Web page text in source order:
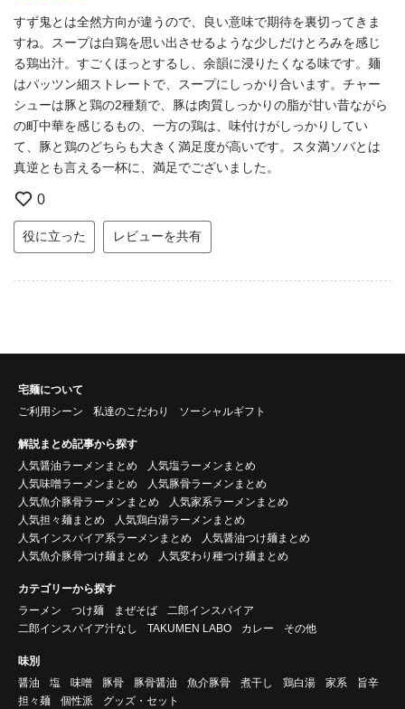
すず鬼とは全然方向が違うので、良い意味で期待を裏切ってきま
すね。スープは白鶏を思い出させるような少しだけとろみを感じ
る鶏出汁。すごくほっとするし、余韻に浸りたくなる味です。麺
はパッツン細ストレートで、スープにしっかり合います。チャー
シューは豚と鶏の2種類で、豚は肉質しっかりの脂が甘い昔ながら
の町中華を感じるもの、一方の鶏は、味付けがしっかりしてい
て、豚と鶏のどちらも大きく満足度が高いです。スタ満ソバとは
真逆とも言える一杯に、満足でございました。
0
役に立った レビューを共有
宅麺について
ご利用シーン
私達のこだわり ソーシャルギフト
解説まとめ記事から探す
人気醤油ラーメンまとめ
人気塩ラーメンまとめ
人気味噌ラーメンまとめ
人気豚骨ラーメンまとめ
人気魚介豚骨ラーメンまとめ
人気家系ラーメンまとめ
人気担々麺まとめ
人気鶏白湯ラーメンまとめ
人気インスパイア系ラーメンまとめ
人気醤油つけ麺まとめ
人気魚介豚骨つけ麺まとめ
人気変わり種つけ麺まとめ
カテゴリーから探す
ラーメン
つけ麺 まぜそば
二郎インスパイア
二郎インスパイア汁なし
TAKUMEN LABO カレー その他
味別
醤油
塩 味噌 豚骨 豚骨醤油 魚介豚骨 煮干し 鶏白湯 家系
旨辛
担々麺
個性派 グッズ・セット